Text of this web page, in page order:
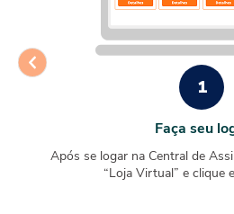
1
Faça seu
Após se logar na Central de
“Loja Virtual” e clique